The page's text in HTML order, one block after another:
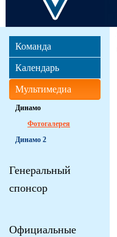
Команда
Календарь
Мультимедиа
Динамо
Фотогалерея
Динамо 2
Генеральный
спонсор
Официальные